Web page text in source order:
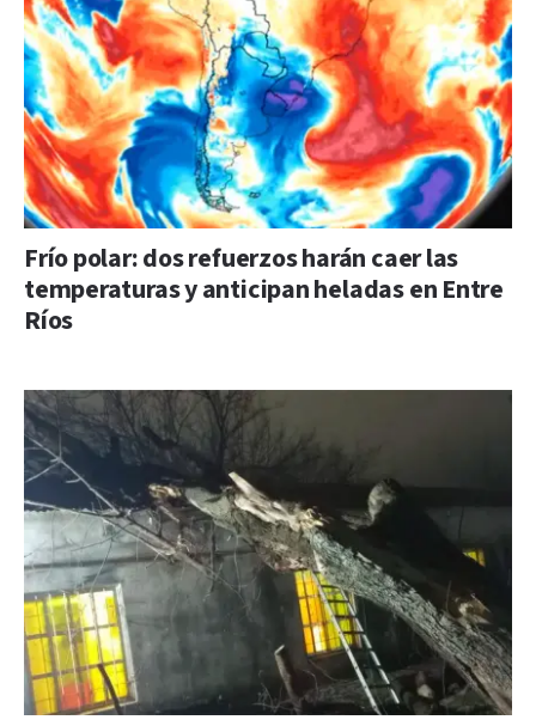
Frío polar: dos refuerzos harán caer las
temperaturas y anticipan heladas en Entre
Ríos